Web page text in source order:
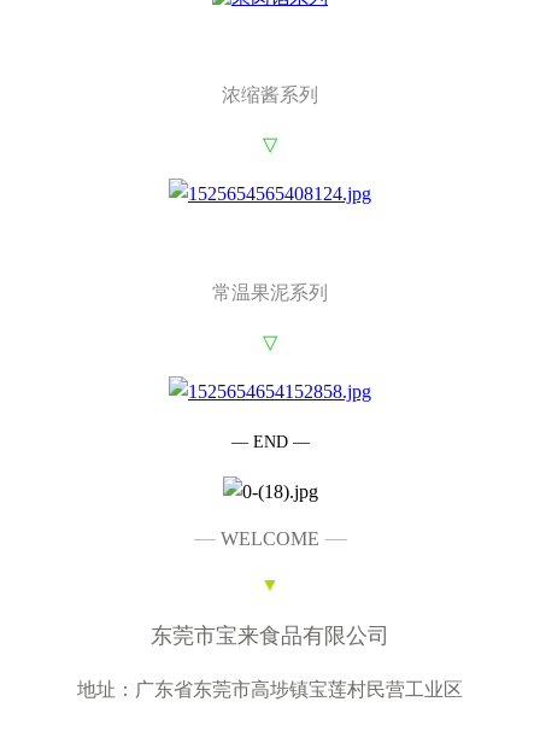
浓缩酱系列
▽
常温果泥系列
▽
— END —
—WELCOME —
▼
东莞市宝来食品有限公司
地址：广东省东莞市高埗镇宝莲村民营工业区